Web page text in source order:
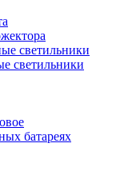
светильники
светильники
батареях